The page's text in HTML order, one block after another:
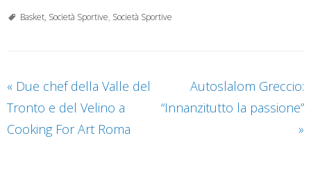
Basket, Società Sportive, Società Sportive
« Due chef della Valle del
Tronto e del Velino a
Cooking For Art Roma
Autoslalom Greccio:
“Innanzitutto la passione”
»